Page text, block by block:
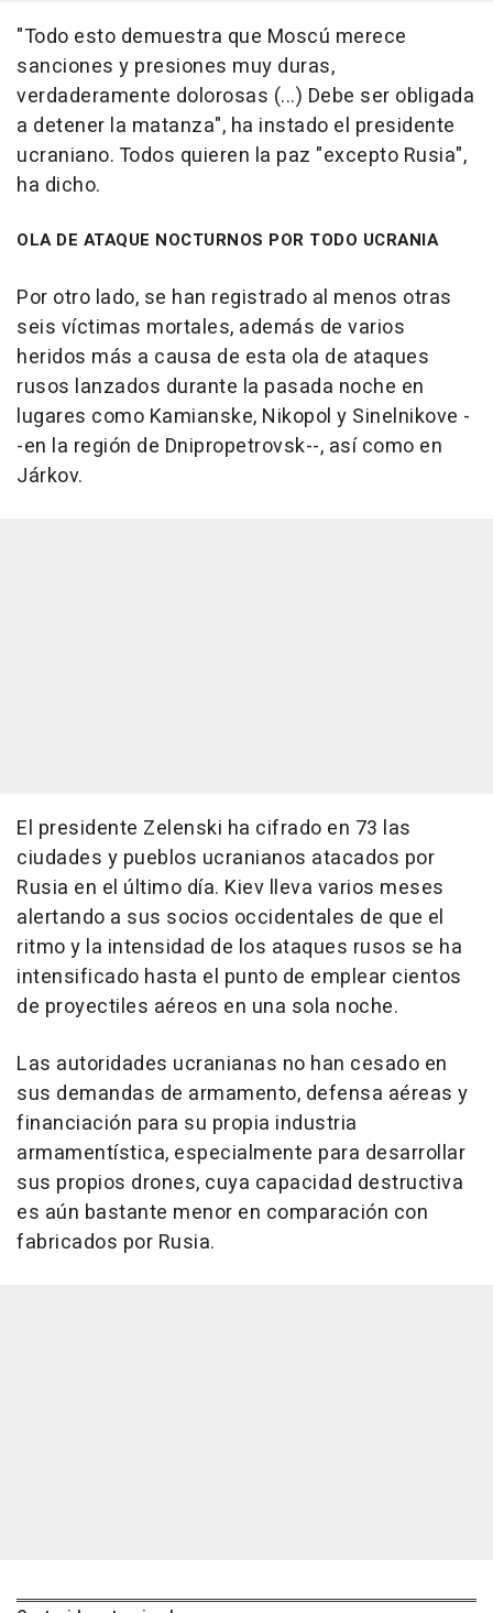
"Todo esto demuestra que Moscú merece
sanciones y presiones muy duras,
verdaderamente dolorosas (...) Debe ser obligada
a detener la matanza", ha instado el presidente
ucraniano. Todos quieren la paz "excepto Rusia",
ha dicho.
OLA DE ATAQUE NOCTURNOS POR TODO UCRANIA
Por otro lado, se han registrado al menos otras
seis víctimas mortales, además de varios
heridos más a causa de esta ola de ataques
rusos lanzados durante la pasada noche en
lugares como Kamianske, Nikopol y Sinelnikove -
-en la región de Dnipropetrovsk--, así como en
Járkov.
El presidente Zelenski ha cifrado en 73 las
ciudades y pueblos ucranianos atacados por
Rusia en el último día. Kiev lleva varios meses
alertando a sus socios occidentales de que el
ritmo y la intensidad de los ataques rusos se ha
intensificado hasta el punto de emplear cientos
de proyectiles aéreos en una sola noche.
Las autoridades ucranianas no han cesado en
sus demandas de armamento, defensa aéreas y
financiación para su propia industria
armamentística, especialmente para desarrollar
sus propios drones, cuya capacidad destructiva
es aún bastante menor en comparación con
fabricados por Rusia.